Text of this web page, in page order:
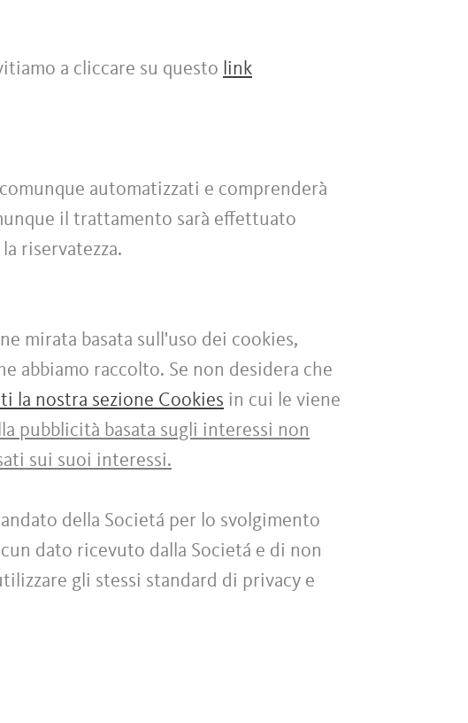
a cliccare su questo link
automatizzati e comprenderà
il trattamento sarà effettuato
riservatezza.
mirata basata sull'uso dei cookies,
abbiamo raccolto. Se non desidera che
la nostra sezione Cookies in cui le viene
pubblicità basata sugli interessi non
sui suoi interessi.
della Societá per lo svolgimento
dato ricevuto dalla Societá e di non
gli stessi standard di privacy e